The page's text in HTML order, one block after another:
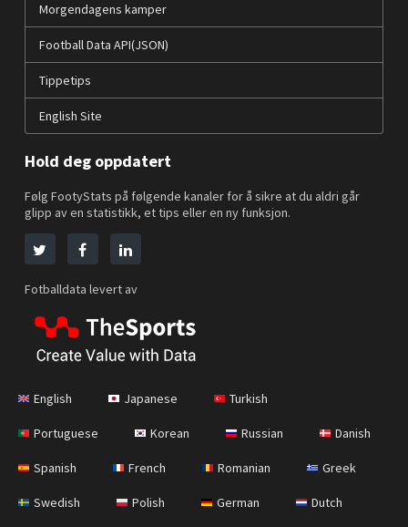
Morgendagens kamper
Football Data API(JSON)
Tippetips
English Site
Hold deg oppdatert
Følg FootyStats på følgende kanaler for å sikre at du aldri går
glipp av en statistikk, et tips eller en ny funksjon.
Fotballdata levert av
English Japanese Turkish
Portuguese Korean Russian Danish
Spanish French Romanian Greek
Swedish Polish German Dutch